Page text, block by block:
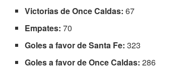
Victorias de Once Caldas: 67
Empates: 70
Goles a favor de Santa Fe: 323
Goles a favor de Once Caldas: 286